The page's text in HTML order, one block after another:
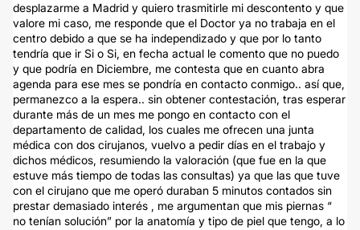
desplazarme a Madrid y quiero trasmitirle mi descontento y que
valore mi caso, me responde que el Doctor ya no trabaja en el
centro debido a que se ha independizado y que por lo tanto
tendría que ir Si o Si, en fecha actual le comento que no puedo
y que podría en Diciembre, me contesta que en cuanto abra
agenda para ese mes se pondría en contacto conmigo.. así que,
permanezco a la espera.. sin obtener contestación, tras esperar
durante más de un mes me pongo en contacto con el
departamento de calidad, los cuales me ofrecen una junta
médica con dos cirujanos, vuelvo a pedir días en el trabajo y
dichos médicos, resumiendo la valoración (que fue en la que
estuve más tiempo de todas las consultas) ya que las que tuve
con el cirujano que me operó duraban 5 minutos contados sin
prestar demasiado interés , me argumentan que mis piernas “
no tenían solución” por la anatomía y tipo de piel que tengo, a lo